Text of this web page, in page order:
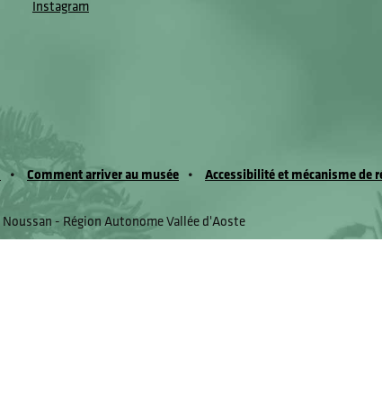
Instagram
Comment arriver au musée Accessibilité et mécanisme de
- Région Autonome Vallée d'Aoste